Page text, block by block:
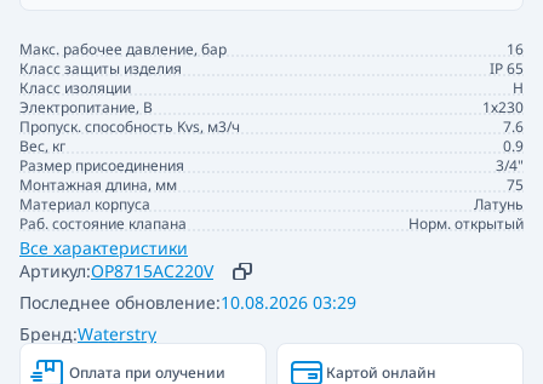
Артикул:OP8715AC220V
Бренд:Waterstry
Последнее обновление:10.08.2026 03:29
Макс. рабочее давление, бар
16
Класс защиты изделия
IP 65
Класс изоляции
H
Электропитание, В
1х230
Пропуск. способность Kvs, м3/ч
7.6
Вес, кг
0.9
Размер присоединения
3/4"
Монтажная длина, мм
75
Материал корпуса
Латунь
Раб. состояние клапана
Норм. открытый
Все характеристики
Оплата при олучении Картой онлайн